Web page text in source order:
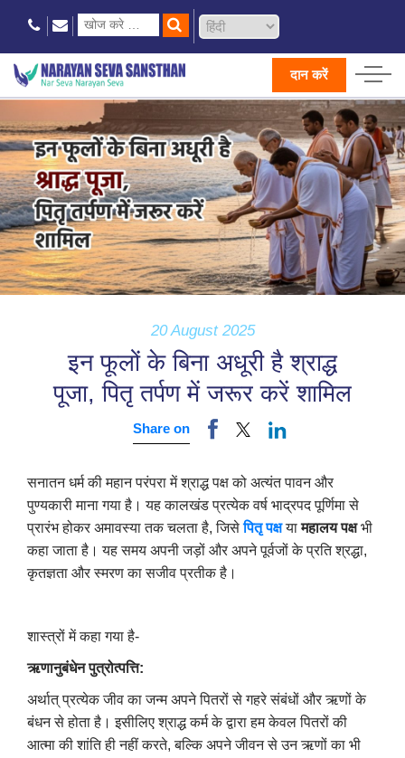
दान करें
20 August 2025
इन फूलों के बिना अधूरी है श्राद्ध
पूजा, पितृ तर्पण में जरूर करें शामिल
Share on
सनातन धर्म की महान परंपरा में श्राद्ध पक्ष को अत्यंत पावन और
पुण्यकारी माना गया है। यह कालखंड प्रत्येक वर्ष भाद्रपद पूर्णिमा से
प्रारंभ होकर अमावस्या तक चलता है, जिसेपितृ पक्षयामहालय पक्षभी
कहा जाता है। यह समय अपनी जड़ों और अपने पूर्वजों के प्रति श्रद्धा,
कृतज्ञता और स्मरण का सजीव प्रतीक है।
शास्त्रों में कहा गया है-
ऋणानुबंधेन पुत्रोत्पत्ति:
अर्थात् प्रत्येक जीव का जन्म अपने पितरों से गहरे संबंधों और ऋणों के
बंधन से होता है। इसीलिए श्राद्ध कर्म के द्वारा हम केवल पितरों की
आत्मा की शांति ही नहीं करते, बल्कि अपने जीवन से उन ऋणों का भी